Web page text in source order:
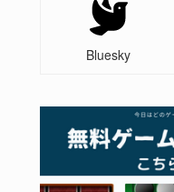
Bluesky